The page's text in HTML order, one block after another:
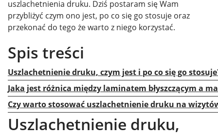
uszlachetnienia druku. Dziś postaram się Wam
przybliżyć czym ono jest, po co się go stosuje oraz
przekonać do tego że warto z niego korzystać.
Spis treści
Uszlachetnienie druku, czym jest i po co się go
Jaka jest różnica między laminatem błyszczącym a
Czy warto stosować uszlachetnienie druku na
Uszlachetnienie druku,